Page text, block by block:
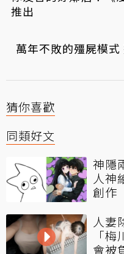
推出
萬年不敗的殭屍模
猜你喜歡
同類好文
神隱
人神
創作
人妻
「
會被